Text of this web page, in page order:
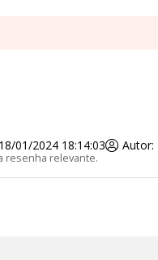
resenha relevante.
01/2024 18:14:03 Autor: